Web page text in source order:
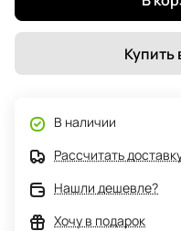
Купить
В наличии
Рассчитать
Нашли дешевле?
Хочу в подарок